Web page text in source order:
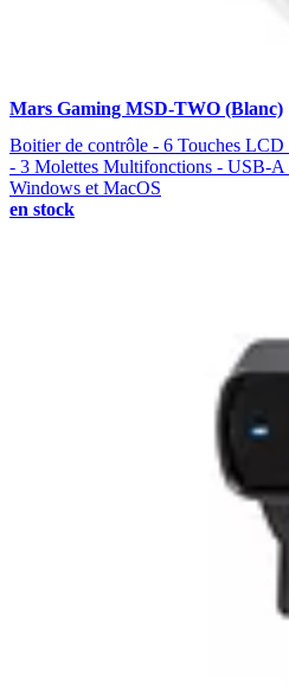
Mars Gaming MSD-TWO (Blanc)
Boitier de contrôle - 6 Touches LCD
- 3 Molettes Multifonctions - USB-
Windows et MacOS
en stock